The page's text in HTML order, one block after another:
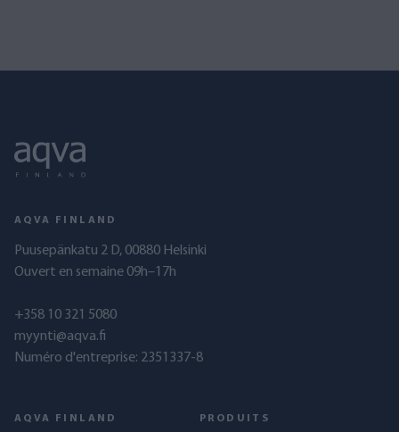
AQVA FINLAND
Puusepänkatu 2 D, 00880 Helsinki
Ouvert en semaine 09h–17h
+358 10 321 5080
myynti@aqva.fi
Numéro d'entreprise: 2351337-8
AQVA FINLAND PRODUITS